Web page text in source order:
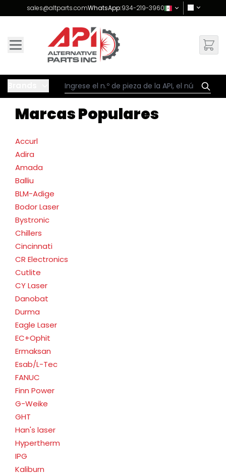
Skip to Content
sales@altparts.comWhatsApp:934-219-3960
Marcas Populares
Accurl
Adira
Amada
Balliu
BLM-Adige
Bodor Laser
Bystronic
Chillers
Cincinnati
CR Electronics
Cutlite
CY Laser
Danobat
Durma
Eagle Laser
EC+Ophit
Ermaksan
Esab/L-Tec
FANUC
Finn Power
G-Weike
GHT
Han's laser
Hypertherm
IPG
Kaliburn